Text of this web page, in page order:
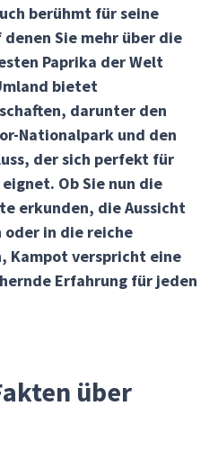
berühmt für seine
denen Sie mehr über die
Paprika der Welt
bietet
darunter den
Nationalpark und den
, der sich perfekt für
Ob Sie nun die
erkunden, die Aussicht
oder in die reiche
Kampotverspricht eine
Erfahrung für jeden
über